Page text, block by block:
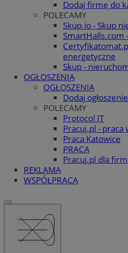
Dodaj firmę do
POLECAMY
Skup.io - Skup
SmartHalls.com
energetyczne
Skup -
OGŁOSZENIA
OGŁOSZENIA
Dodaj ogłoszenie
POLECAMY
Protocol IT
Pracuj.pl - praca
Praca Katowice
PRACA
Pracuj.pl dla firm
REKLAMA
WSPÓŁPRACA